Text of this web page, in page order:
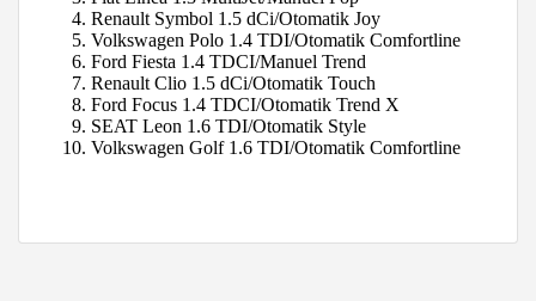
Renault Symbol 1.5 dCi/Otomatik Joy
Volkswagen Polo 1.4 TDI/Otomatik Comfortline
Ford Fiesta 1.4 TDCI/Manuel Trend
Renault Clio 1.5 dCi/Otomatik Touch
Ford Focus 1.4 TDCI/Otomatik Trend X
SEAT Leon 1.6 TDI/Otomatik Style
Volkswagen Golf 1.6 TDI/Otomatik Comfortline